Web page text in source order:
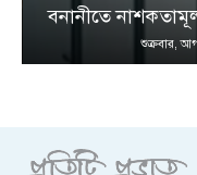
বনানীতে
শুক্রবার,